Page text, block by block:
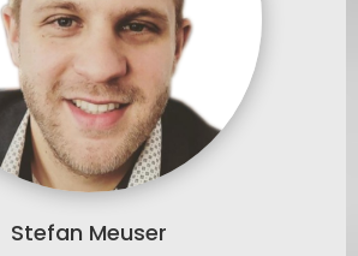
Stefan Meuser